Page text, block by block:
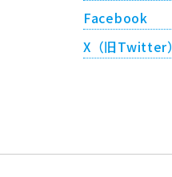
Facebook
X（旧Twitter）